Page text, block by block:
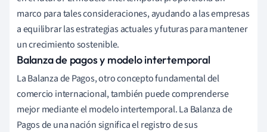
marco para tales consideraciones, ayudando a las empresas
a equilibrar las estrategias actuales y futuras para mantener
un crecimiento sostenible.
Balanza de pagos y modelo intertemporal
La Balanza de Pagos, otro concepto fundamental del
comercio internacional, también puede comprenderse
mejor mediante el modelo intertemporal. La Balanza de
Pagos de una nación significa el registro de sus